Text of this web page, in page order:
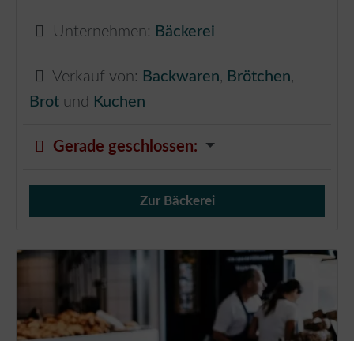
Unternehmen: Bäckerei
Verkauf von: Backwaren, Brötchen,
Brot und Kuchen
Gerade geschlossen:
Verkauf von Brötchen,
Zur Bäckerei